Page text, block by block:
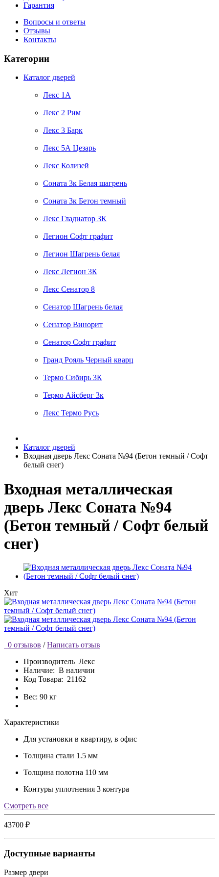
Гарантия
Вопросы и ответы
Отзывы
Контакты
Категории
Каталог дверей
Лекс 1А
Лекс 2 Рим
Лекс 3 Барк
Лекс 5А Цезарь
Лекс Колизей
Соната 3к Белая шагрень
Соната 3к Бетон темный
Лекс Гладиатор 3К
Легион Софт графит
Легион Шагрень белая
Лекс Легион 3К
Лекс Сенатор 8
Сенатор Шагрень белая
Сенатор Винорит
Сенатор Софт графит
Гранд Рояль Черный кварц
Термо Сибирь 3К
Термо Айсберг 3к
Лекс Термо Русь
Каталог дверей
Входная дверь Лекс Соната №94 (Бетон темный / Софт
белый снег)
Входная металлическая
дверь Лекс Соната №94
(Бетон темный / Софт белый
снег)
Хит
0 отзывов / Написать отзыв
Производитель Лекс
Наличие: В наличии
Код Товара: 21162
Вес: 90 кг
Характеристики
Для установки в квартиру, в офис
Толщина стали 1.5 мм
Толщина полотна 110 мм
Контуры уплотнения 3 контура
Cмотреть все
43700 ₽
Доступные варианты
Размер двери